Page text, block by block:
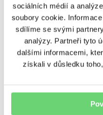
sociálních médií a
soubory cookie.
sdílíme se svými
analýzy. Partneři tyto
dalšími informacemi,
získali v důsledku
27. 7. 2026•6 minut